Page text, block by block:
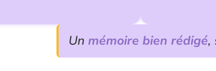
Un mémoire bien rédigé,